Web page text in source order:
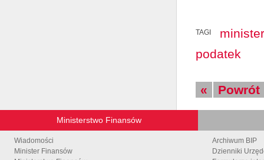
TAGI
podatek
« Powrót
Ministerstwo Finansów
Wiadomości
Minister Finansów
Archiwum BIP
Dzienniki